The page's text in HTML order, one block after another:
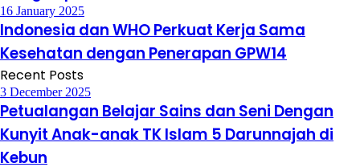
16 January 2025
Indonesia dan WHO Perkuat Kerja Sama
Kesehatan dengan Penerapan GPW14
Recent Posts
3 December 2025
Petualangan Belajar Sains dan Seni Dengan
Kunyit Anak-anak TK Islam 5 Darunnajah di
Kebun